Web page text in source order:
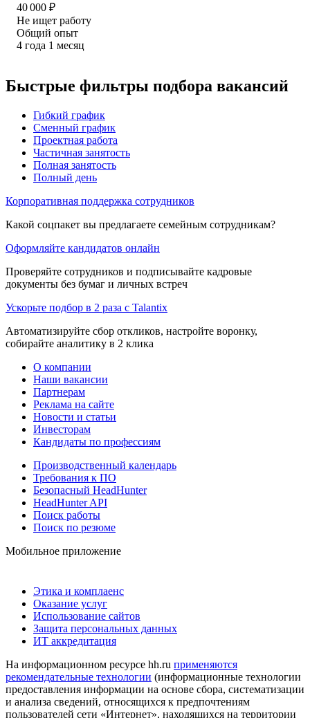
40 000 ₽
Не ищет работу
Общий опыт
4 года 1 месяц
Быстрые фильтры подбора вакансий
Гибкий график
Сменный график
Проектная работа
Частичная занятость
Полная занятость
Полный день
Корпоративная поддержка сотрудников
Какой соцпакет вы предлагаете семейным сотрудникам?
Оформляйте кандидатов онлайн
Проверяйте сотрудников и подписывайте кадровые
документы без бумаг и личных встреч
Ускорьте подбор в 2 раза с Talantix
Автоматизируйте сбор откликов, настройте воронку,
собирайте аналитику в 2 клика
О компании
Наши вакансии
Партнерам
Реклама на сайте
Новости и статьи
Инвесторам
Кандидаты по профессиям
Производственный календарь
Требования к ПО
Безопасный HeadHunter
HeadHunter API
Поиск работы
Поиск по резюме
Мобильное приложение
Этика и комплаенс
Оказание услуг
Использование сайтов
Защита персональных данных
ИТ аккредитация
На информационном ресурсе hh.ru применяются
рекомендательные технологии (информационные технологии
предоставления информации на основе сбора, систематизации
и анализа сведений, относящихся к предпочтениям
пользователей сети «Интернет», находящихся на территории